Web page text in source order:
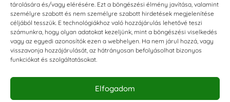
tárolására és/vagy elérésére. Ezt a böngészési élmény javítása, valamint
személyre szabott és nem személyre szabott hirdetések megjelenítése
céljából tesszük. E technológiákhoz való hozzájárulás lehetővé teszi
számunkra, hogy olyan adatokat kezeljünk, mint a böngészési viselkedés
vagy az egyedi azonosítók ezen a webhelyen. Ha nem járul hozzá, vagy
visszavonja hozzájárulását, az hátrányosan befolyásolhat bizonyos
funkciókat és szolgáltatásokat.
Elfogadom
KAPCSOLAT
E-mail:shop@torokszilvi.com
Telefon: +36 30 6767872
KÖZÖSSÉGI